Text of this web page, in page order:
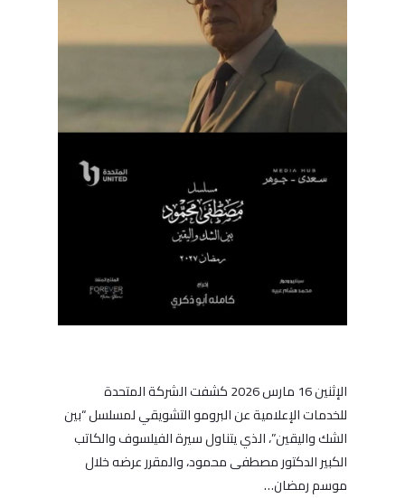
الإثنين 16 مارس 2026 كشفت الشركة المتحدة
للخدمات الإعلامية عن البرومو التشويقي لمسلسل “بين
الشك واليقين”، الذي يتناول سيرة الفيلسوف والكاتب
الكبير الدكتور مصطفى محمود، والمقرر عرضه خلال
موسم رمضان…